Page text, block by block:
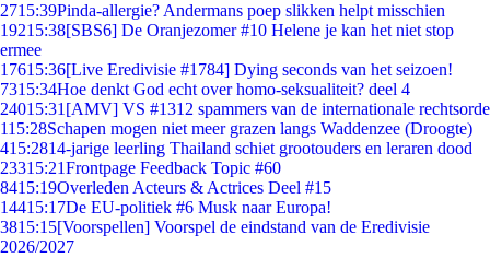
2715:39Pinda-allergie? Andermans poep slikken helpt misschien
19215:38[SBS6] De Oranjezomer #10 Helene je kan het niet stop
ermee
17615:36[Live Eredivisie #1784] Dying seconds van het seizoen!
7315:34Hoe denkt God echt over homo-seksualiteit? deel 4
24015:31 [AMV] VS #1312 spammers van de internationale rechtsorde
115:28Schapen mogen niet meer grazen langs Waddenzee (Droogte)
415:2814-jarige leerling Thailand schiet grootouders en leraren dood
23315:21Frontpage Feedback Topic #60
8415:19Overleden Acteurs & Actrices Deel #15
14415:17De EU-politiek #6 Musk naar Europa!
3815:15[Voorspellen] Voorspel de eindstand van de Eredivisie
2026/2027